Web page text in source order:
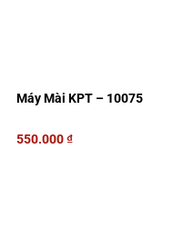
Máy Mài KPT – 10075
550.000₫